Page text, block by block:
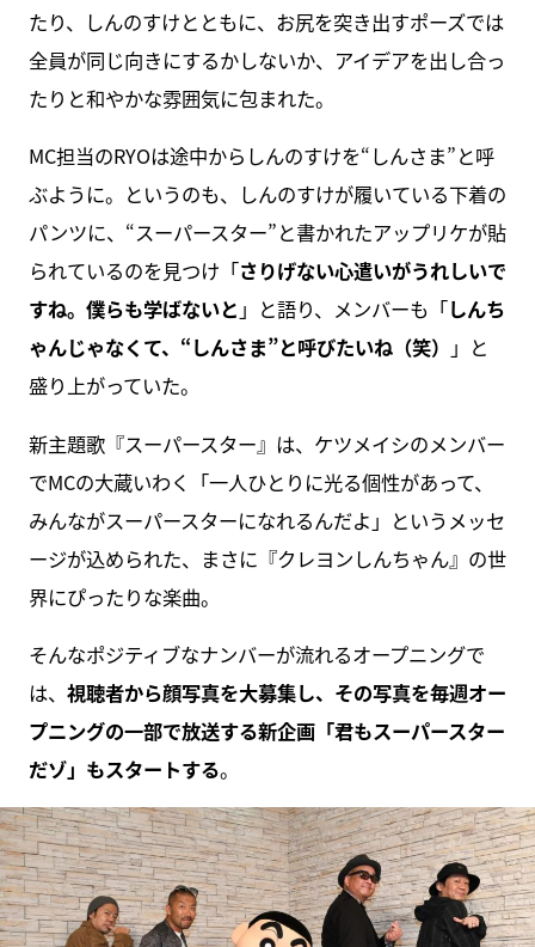
たり、しんのすけとともに、お尻を突き出すポーズでは
全員が同じ向きにするかしないか、アイデアを出し合っ
たりと和やかな雰囲気に包まれた。
MC担当のRYOは途中からしんのすけを“しんさま”と呼
ぶように。というのも、しんのすけが履いている下着の
パンツに、“スーパースター”と書かれたアップリケが貼
られているのを見つけ「さりげない心遣いがうれしいで
すね。僕らも学ばないと 」と語り、メンバーも「しんち
ゃんじゃなくて、“しんさま”と呼びたいね（笑） 」と
盛り上がっていた。
新主題歌『スーパースター』は、ケツメイシのメンバー
でMCの大蔵いわく「一人ひとりに光る個性があって、
みんながスーパースターになれるんだよ」というメッセ
ージが込められた、まさに『クレヨンしんちゃん』の世
界にぴったりな楽曲。
そんなポジティブなナンバーが流れるオープニングで
は、 視聴者から顔写真を大募集し、その写真を毎週オー
プニングの一部で放送する新企画「君もスーパースター
だゾ」もスタートする。